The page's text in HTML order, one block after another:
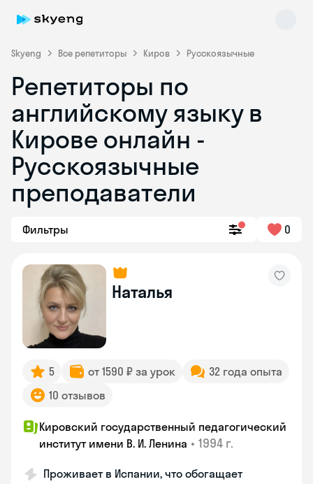
Skyeng Все репетиторы Киров Русскоязычные
Репетиторы по
английскому языку в
Кирове онлайн -
Русскоязычные
преподаватели
Фильтры 0
Наталья
5 от 1590 ₽ за урок
32 года опыта
10 отзывов
Кировский государственный педагогический
институт имени В. И. Ленина • 1994 г.
Проживает в Испании, что обогащает
online